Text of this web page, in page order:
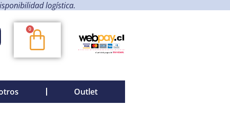
logística.
0
Outlet